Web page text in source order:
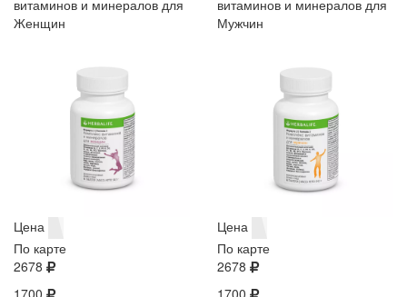
витаминов и минералов для
Женщин
Цена
По карте
2678
1700
витаминов и минералов для
Мужчин
Цена
По карте
2678
1700